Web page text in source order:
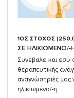
1ΟΣ ΣΤΟΧΟΣ
ΣΕ ΗΛΙΚΙΩΜΕΝΟ/-
Συνέβαλε και εσύ
θεραπευτικής
αναγνώστριές
ηλικιωμένο/-η.